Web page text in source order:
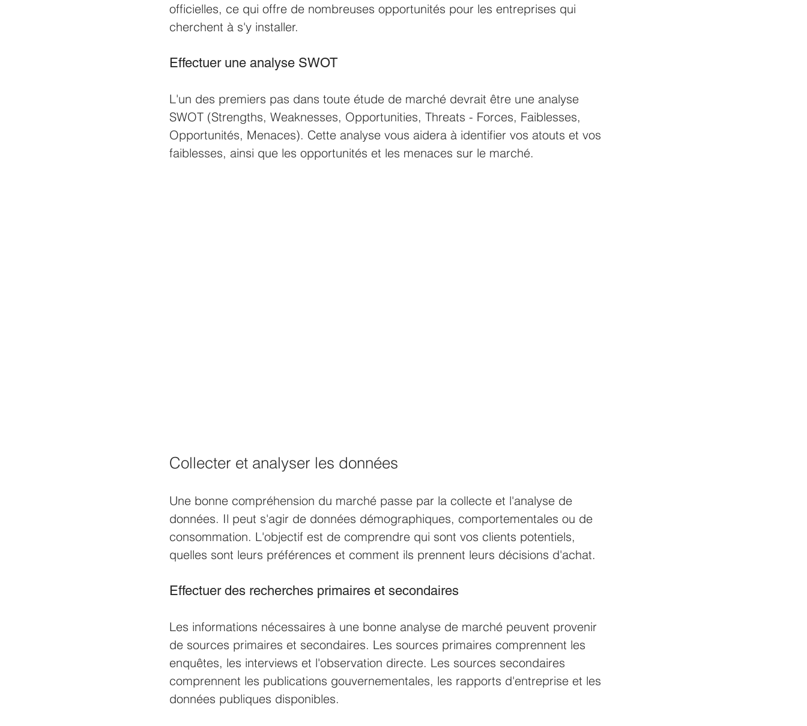
officielles, ce qui offre de nombreuses opportunités pour les entreprises qui
cherchent à s'y installer.
Effectuer une analyse SWOT
L'un des premiers pas dans toute étude de marché devrait être une analyse
SWOT (Strengths, Weaknesses, Opportunities, Threats - Forces, Faiblesses,
Opportunités, Menaces). Cette analyse vous aidera à identifier vos atouts et vos
faiblesses, ainsi que les opportunités et les menaces sur le marché.
Collecter et analyser les données
Une bonne compréhension du marché passe par la collecte et l'analyse de
données. Il peut s'agir de données démographiques, comportementales ou de
consommation. L'objectif est de comprendre qui sont vos clients potentiels,
quelles sont leurs préférences et comment ils prennent leurs décisions d'achat.
Effectuer des recherches primaires et secondaires
Les informations nécessaires à une bonne analyse de marché peuvent provenir
de sources primaires et secondaires. Les sources primaires comprennent les
enquêtes, les interviews et l'observation directe. Les sources secondaires
comprennent les publications gouvernementales, les rapports d'entreprise et les
données publiques disponibles.